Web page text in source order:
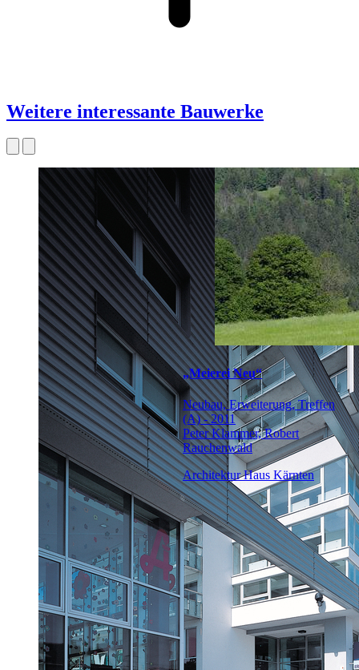
Weitere interessante Bauwerke
„Meierei Neu“
Neubau, Erweiterung, Treffen
(A) - 2011
Peter Klammer, Robert
Rauchenwald
Architektur Haus Kärnten